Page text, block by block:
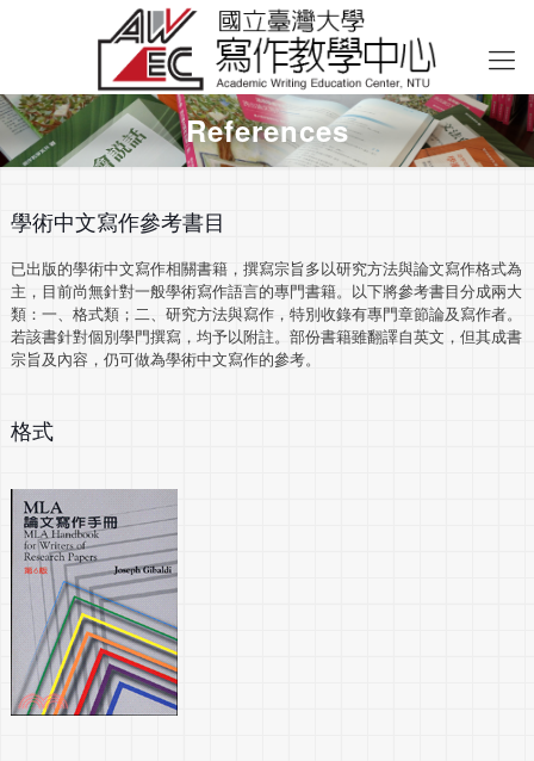
References
學術中文寫作參考書目
已出版的學術中文寫作相關書籍，撰寫宗旨多以研究方法與論文寫作格式為
主，目前尚無針對一般學術寫作語言的專門書籍。以下將參考書目分成兩大
類：一、格式類；二、研究方法與寫作，特別收錄有專門章節論及寫作者。
若該書針對個別學門撰寫，均予以附註。部份書籍雖翻譯自英文，但其成書
宗旨及內容，仍可做為學術中文寫作的參考。
格式